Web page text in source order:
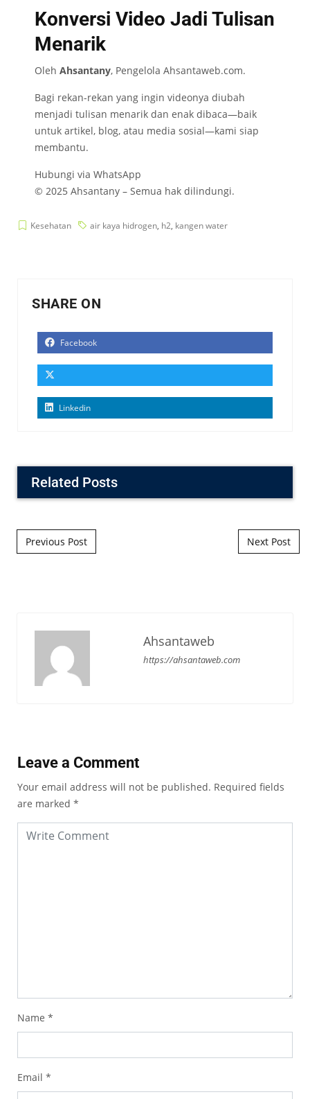
Konversi Video Jadi Tulisan
Menarik
Oleh Ahsantany, Pengelola Ahsantaweb.com.
Bagi rekan-rekan yang ingin videonya diubah
menjadi tulisan menarik dan enak dibaca—baik
untuk artikel, blog, atau media sosial—kami siap
membantu.
Hubungi via WhatsApp
© 2025 Ahsantany – Semua hak dilindungi.
Kesehatan air kaya hidrogen, h2, kangen water
SHARE ON
Facebook
Linkedin
Related Posts
Post navigation
Previous Post Next Post
Ahsantaweb
https://ahsantaweb.com
Leave a Comment
Your email address will not be published. Required fields
are marked *
Name *
Email *